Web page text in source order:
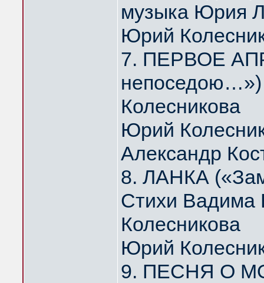
музыка Юрия
Юрий
7. ПЕРВОЕ
Колесникова
Юрий
Александр
8. ЛАНКА
Стихи Вадима
Колесникова
Юрий
9. ПЕСНЯ О